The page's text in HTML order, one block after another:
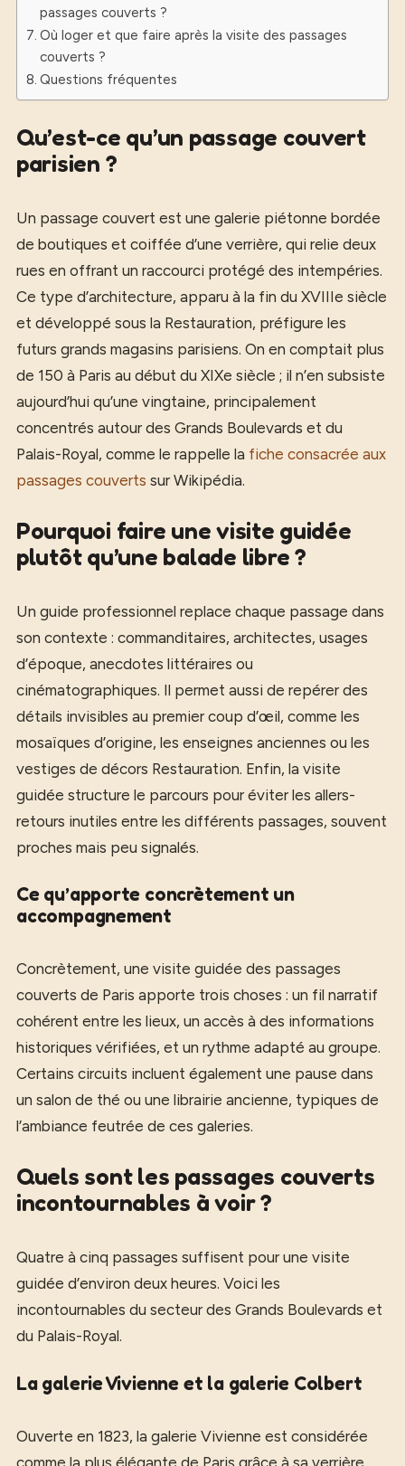
passages couverts ?
Où loger et que faire après la visite des passages
couverts ?
Questions fréquentes
Qu’est-ce qu’un passage couvert
parisien ?
Un passage couvert est une galerie piétonne bordée
de boutiques et coiffée d’une verrière, qui relie deux
rues en offrant un raccourci protégé des intempéries.
Ce type d’architecture, apparu à la fin du XVIIIe siècle
et développé sous la Restauration, préfigure les
futurs grands magasins parisiens. On en comptait plus
de 150 à Paris au début du XIXe siècle ; il n’en subsiste
aujourd’hui qu’une vingtaine, principalement
concentrés autour des Grands Boulevards et du
Palais-Royal, comme le rappelle la fiche consacrée aux
passages couverts sur Wikipédia.
Pourquoi faire une visite guidée
plutôt qu’une balade libre ?
Un guide professionnel replace chaque passage dans
son contexte : commanditaires, architectes, usages
d’époque, anecdotes littéraires ou
cinématographiques. Il permet aussi de repérer des
détails invisibles au premier coup d’œil, comme les
mosaïques d’origine, les enseignes anciennes ou les
vestiges de décors Restauration. Enfin, la visite
guidée structure le parcours pour éviter les allers-
retours inutiles entre les différents passages, souvent
proches mais peu signalés.
Ce qu’apporte concrètement un
accompagnement
Concrètement, une visite guidée des passages
couverts de Paris apporte trois choses : un fil narratif
cohérent entre les lieux, un accès à des informations
historiques vérifiées, et un rythme adapté au groupe.
Certains circuits incluent également une pause dans
un salon de thé ou une librairie ancienne, typiques de
l’ambiance feutrée de ces galeries.
Quels sont les passages couverts
incontournables à voir ?
Quatre à cinq passages suffisent pour une visite
guidée d’environ deux heures. Voici les
incontournables du secteur des Grands Boulevards et
du Palais-Royal.
La galerie Vivienne et la galerie Colbert
Ouverte en 1823, la galerie Vivienne est considérée
comme la plus élégante de Paris grâce à sa verrière,